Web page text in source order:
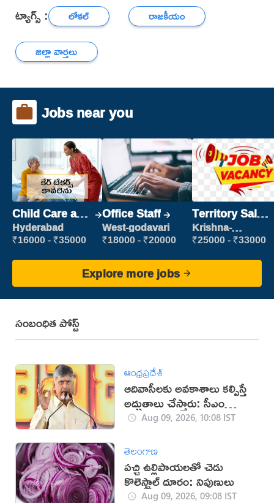
ట్యాగ్స్ : లోకల్
రాజకీయం
జిల్లా వార్తలు
Jobs near you
Child Care and
Patient care
Hyderabad
₹16000 - ₹35000
Office Staff
West-godavari
₹18000 - ₹20000
Territory Sales
Manager
Krishna-
vijayawada
₹25000 - ₹33000
Explore more jobs
సంబంధిత పోస్ట్
ఆంధ్రప్రదేశ్
ఆదివాసీలకు అవకాశాలు కల్పిస్తే
అద్భుతాలు చేస్తారు: సీఎం
చంద్రబాబు
Aug 09, 2026, 10:08 IST
తెలంగాణ
పచ్చి ఉల్లిపాయలతో చెడు
కొలెస్ట్రాల్ దూరం: నిపుణులు
Aug 09, 2026, 09:08 IST